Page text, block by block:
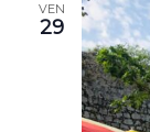
VEN
29